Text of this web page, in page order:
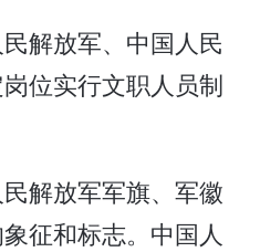
解放军、中国人民
位实行文职人员制
解放军军旗、军徽
征和标志。中国人